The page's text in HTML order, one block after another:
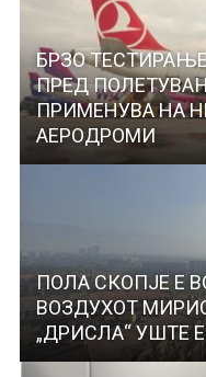
БРЗО
ПРЕД
ПРИМЕНУВА НА
АЕРОДРОМИ
ПОЛА СКОПЈЕ Е
ВОЗДУХОТ
„ДРИСЛА“ УШТЕ